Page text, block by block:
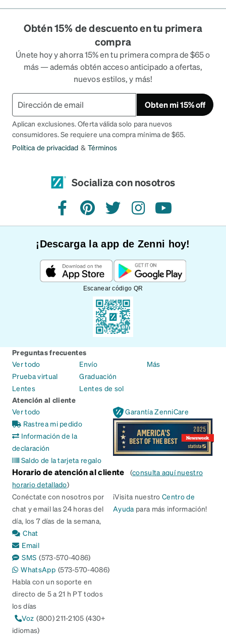
Obtén 15% de descuento en tu primera
compra
Únete hoy y ahorra 15% en tu primera compra de $65 o
más — además obtén acceso anticipado a ofertas,
nuevos estilos, y más!
Obten mi 15% off
Aplican exclusiones. Oferta válida solo para nuevos
consumidores. Se requiere una compra mínima de $65.
Política de privacidad & Términos
Socializa con nosotros
FacebookPinterestTwitterInstagramYouTube
¡Descarga la app de Zenni hoy!
Escanear código QR
Preguntas frecuentes
Ver todo
Prueba virtual
Lentes
Envío
Graduación
Lentes de sol
Más
Atención al cliente
Ver todo
Rastrea mi pedido
Información de la
declaración
Saldo de la tarjeta regalo
Garantía ZenniCare
Horario de atención al cliente (consulta aquí nuestro
horario detallado)
Conéctate con nosotros por
chat y email las 24 horas del
día, los 7 días de la semana,
Chat
Email
SMS (573-570-4086)
WhatsApp (573-570-4086)
Habla con un soporte en
directo de 5 a 21 h PT todos
los días
Voz (800) 211-2105 (430+
idiomas)
¡Visita nuestroCentro de
Ayuda para más información!